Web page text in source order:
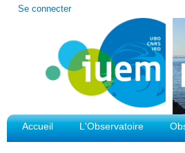
Outils
Se connecter
Accueil L'Observatoire